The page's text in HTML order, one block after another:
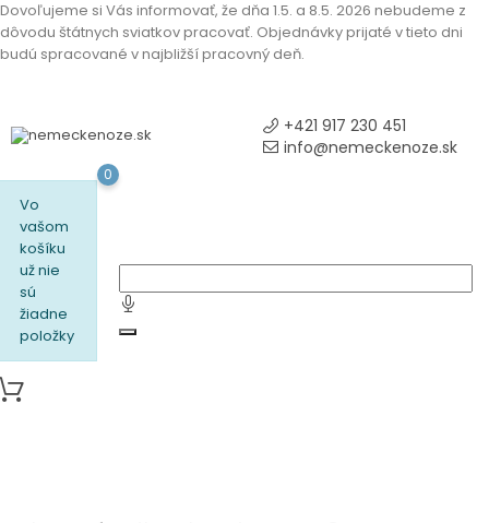
Dovoľujeme si Vás informovať, že dňa 1.5. a 8.5. 2026 nebudeme z
dôvodu štátnych sviatkov pracovať. Objednávky prijaté v tieto dni
budú spracované v najbližší pracovný deň.
+421 917 230 451
info@nemeckenoze.sk
Vo
vašom
košíku
už nie
sú
žiadne
položky
0